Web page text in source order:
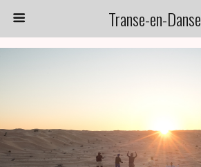
Transe-en-Danse